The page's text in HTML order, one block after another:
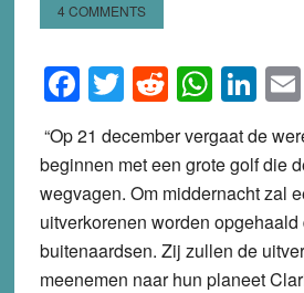
4 COMMENTS
Facebook
Twitter
Reddit
“Op 21 december vergaat de
beginnen met een grote golf die
wegvagen. Om middernacht zal
uitverkorenen worden opgehaald
buitenaardsen. Zij zullen de
meenemen naar hun planeet